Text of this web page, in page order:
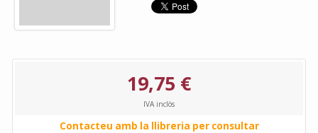
19,75 €
IVA inclòs
Contacteu amb la llibreria per consultar